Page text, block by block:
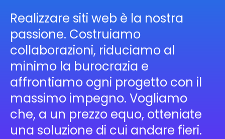
Realizzare siti web è la nostra
passione. Costruiamo
collaborazioni, riduciamo al
minimo la burocrazia e
affrontiamo ogni progetto con il
massimo impegno. Vogliamo
che, a un prezzo equo, otteniate
una soluzione di cui andare fieri.